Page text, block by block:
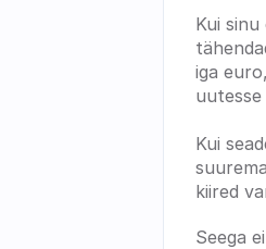
Kui
iga
uutesse
Kui
kiired
Seega